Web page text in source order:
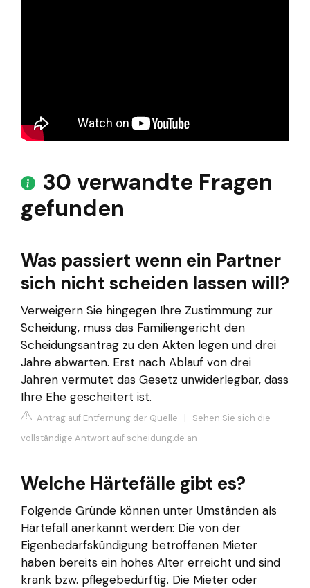
30 verwandte Fragen
gefunden
Was passiert wenn ein Partner
sich nicht scheiden lassen will?
Verweigern Sie hingegen Ihre Zustimmung zur
Scheidung, muss das Familiengericht den
Scheidungsantrag zu den Akten legen und drei
Jahre abwarten. Erst nach Ablauf von drei
Jahren vermutet das Gesetz unwiderlegbar, dass
Ihre Ehe gescheitert ist.
Antrag auf Entfernung der Quelle | Sehen Sie sich die
vollständige Antwort auf scheidung.de an
Welche Härtefälle gibt es?
Folgende Gründe können unter Umständen als
Härtefall anerkannt werden: Die von der
Eigenbedarfskündigung betroffenen Mieter
haben bereits ein hohes Alter erreicht und sind
krank bzw. pflegebedürftig. Die Mieter oder